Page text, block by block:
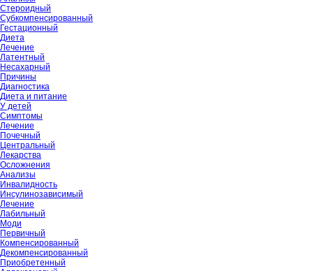
Стероидный
Субкомпенсированный
Гестационный
Диета
Лечение
Латентный
Несахарный
Причины
Диагностика
Диета и питание
У детей
Симптомы
Лечение
Почечный
Центральный
Лекарства
Осложнения
Анализы
Инвалидность
Инсулинозависимый
Лечение
Лабильный
Моди
Первичный
Компенсированный
Декомпенсированный
Приобретенный